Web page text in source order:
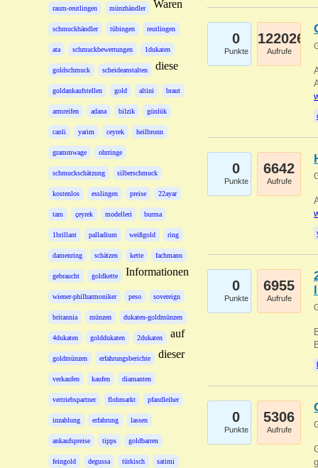
raum-reutlingen münzhändler
schmuckhändler tübingen reutlingen
ata schmuckbewertungen 1dukaten
goldschmuck scheideanstalten
goldankaufstellen gold altini braut
armreifen adana bilzik günlük
canli yarim ceyrek heilbronn
grammwage ohrringe
schmuckschätzung silberschmuck
kostenlos esslingen preise 22ayar
tam çeyrek modelleri burma
1brillant palladium weißgold ring
damenring schätzen kette fachmann
gebraucht goldkette
wiener-philharmoniker peso sovereign
britannia münzen dukaten-goldmünzen
4dukaten golddukaten 2dukaten
goldmünzen erfahrungsberichte
verkaufen kaufen diamanten
vertriebspartner flohmarkt pfandleiher
inzahlung erfahrung lassen
ankaufspreise tipps goldbarren
feingold degussa türkisch satimi
Waren
diese
Informationen
auf
dieser
0
Punkte
122026
Aufrufe
0
Punkte
6642
Aufrufe
0
Punkte
6955
Aufrufe
0
Punkte
5306
Aufrufe